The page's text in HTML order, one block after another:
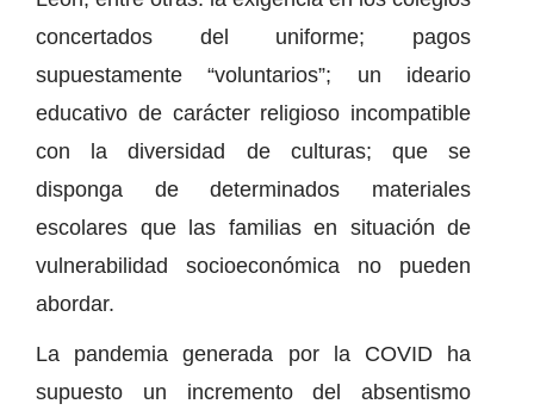
concertados del uniforme; pagos
supuestamente “voluntarios”; un ideario
educativo de carácter religioso incompatible
con la diversidad de culturas; que se
disponga de determinados materiales
escolares que las familias en situación de
vulnerabilidad socioeconómica no pueden
abordar.
La pandemia generada por la COVID ha
supuesto un incremento del absentismo